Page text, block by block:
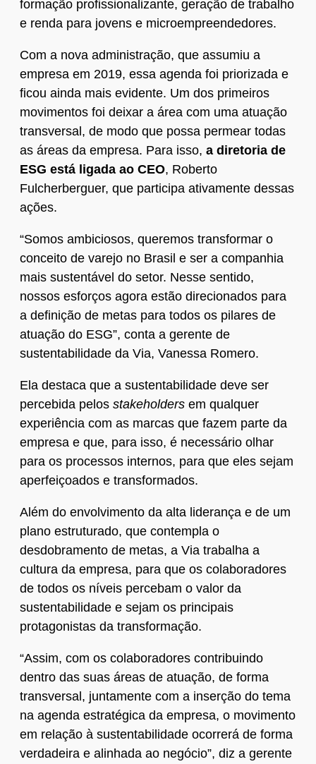
formação profissionalizante, geração de trabalho
e renda para jovens e microempreendedores.
Com a nova administração, que assumiu a
empresa em 2019, essa agenda foi priorizada e
ficou ainda mais evidente. Um dos primeiros
movimentos foi deixar a área com uma atuação
transversal, de modo que possa permear todas
as áreas da empresa. Para isso, a diretoria de
ESG está ligada ao CEO, Roberto
Fulcherberguer, que participa ativamente dessas
ações.
“Somos ambiciosos, queremos transformar o
conceito de varejo no Brasil e ser a companhia
mais sustentável do setor. Nesse sentido,
nossos esforços agora estão direcionados para
a definição de metas para todos os pilares de
atuação do ESG”, conta a gerente de
sustentabilidade da Via, Vanessa Romero.
Ela destaca que a sustentabilidade deve ser
percebida pelos stakeholders em qualquer
experiência com as marcas que fazem parte da
empresa e que, para isso, é necessário olhar
para os processos internos, para que eles sejam
aperfeiçoados e transformados.
Além do envolvimento da alta liderança e de um
plano estruturado, que contempla o
desdobramento de metas, a Via trabalha a
cultura da empresa, para que os colaboradores
de todos os níveis percebam o valor da
sustentabilidade e sejam os principais
protagonistas da transformação.
“Assim, com os colaboradores contribuindo
dentro das suas áreas de atuação, de forma
transversal, juntamente com a inserção do tema
na agenda estratégica da empresa, o movimento
em relação à sustentabilidade ocorrerá de forma
verdadeira e alinhada ao negócio”, diz a gerente